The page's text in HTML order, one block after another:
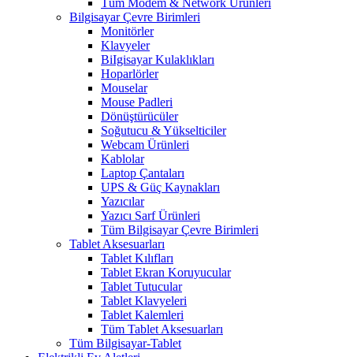
Tüm Modem & Network Ürünleri
Bilgisayar Çevre Birimleri
Monitörler
Klavyeler
BiIgisayar Kulaklıkları
Hoparlörler
Mouselar
Mouse Padleri
Dönüştürücüler
Soğutucu & Yükselticiler
Webcam Ürünleri
Kablolar
Laptop Çantaları
UPS & Güç Kaynakları
Yazıcılar
Yazıcı Sarf Ürünleri
Tüm Bilgisayar Çevre Birimleri
Tablet Aksesuarları
Tablet Kılıfları
Tablet Ekran Koruyucular
Tablet Tutucular
Tablet Klavyeleri
Tablet Kalemleri
Tüm Tablet Aksesuarları
Tüm Bilgisayar-Tablet